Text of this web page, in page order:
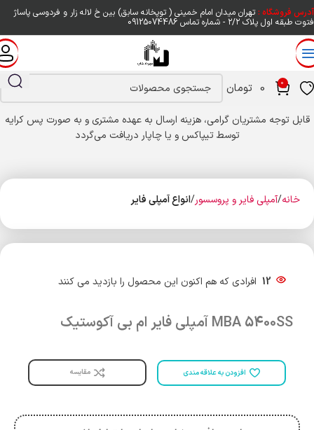
آدرس فروشگاه :تهران میدان امام خمینی ( توپخانه سابق) بین خ لاله زار و فردوسی پاساژ
فتوت طبقه اول پلاک ۲/۲ - شماره تماس 09125074486
0
0 تومان
قابل توجه مشتریان گرامی، هزینه ارسال به عهده مشتری و به صورت پس کرایه
توسط تیپاکس و یا چاپار دریافت می‌گردد
خانه آمپلی فایر و پروسسور انواع آمپلی فایر
12 افرادی که هم اکنون این محصول را بازدید می کنند
MBA 5400SS آمپلی فایر ام بی آکوستیک
افزودن به علاقه مندی مقایسه